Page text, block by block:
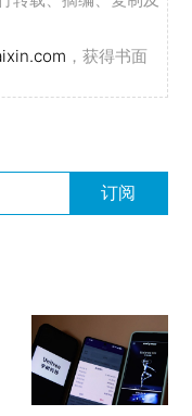
，获得书面
订阅